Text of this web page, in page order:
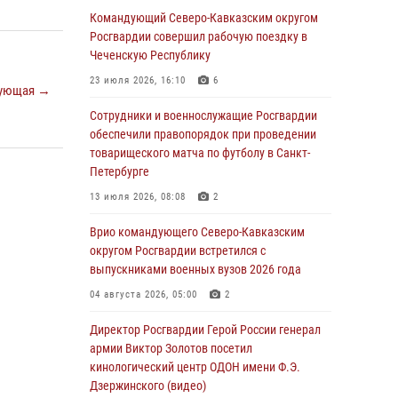
→
округу Росгвардии и ветераны военной
контрразведки почтили память Николая
Кузнецова
07 августа 2026, 12:00
Ветеран войск правопорядка генерал-майор
Иван Пияшев – герой выпуска «Легенды
армии с Александром Маршалом»
07 августа 2026, 12:00
подняться на крышу Смольного собора в
Санкт-Петербурге (видео)
07 августа 2026, 11:34 3 1
основам взрывобезопасности
07 августа 2026, 11:33
Рэпер ST посетил раненых росгвардейцев в
Командующий Северо-Кавказским округом
Росгвардии совершил рабочую поездку в
Чеченскую Республику
23 июля 2026, 16:10 6
Сотрудники и военнослужащие Росгвардии
обеспечили правопорядок при проведении
товарищеского матча по футболу в Санкт-
Петербурге
13 июля 2026, 08:08 2
Врио командующего Северо-Кавказским
округом Росгвардии встретился с
выпускниками военных вузов 2026 года
04 августа 2026, 05:00 2
Директор Росгвардии Герой России генерал
армии Виктор Золотов посетил
кинологический центр ОДОН имени Ф.Э.
Дзержинского (видео)